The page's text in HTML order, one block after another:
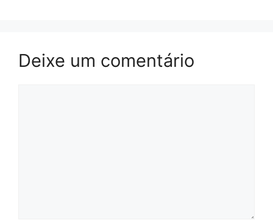
Deixe um comentário